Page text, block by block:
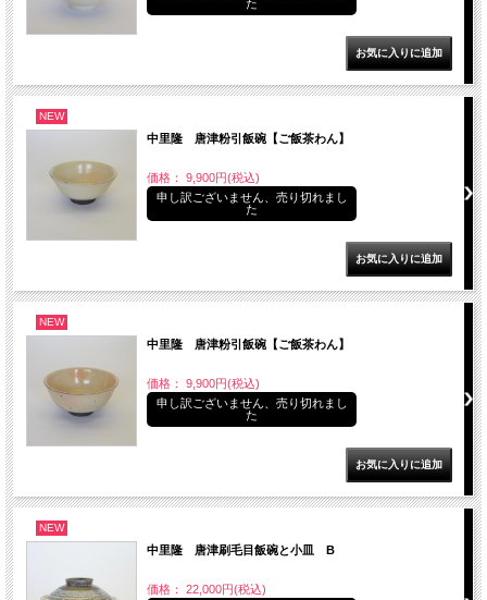
た
NEW
中里隆 唐津粉引飯碗【ご飯茶わん】
価格： 9,900円(税込)
申し訳ございません、売り切れまし
た
NEW
中里隆 唐津粉引飯碗【ご飯茶わん】
価格： 9,900円(税込)
申し訳ございません、売り切れまし
た
NEW
中里隆 唐津刷毛目飯碗と小皿 B
価格： 22,000円(税込)